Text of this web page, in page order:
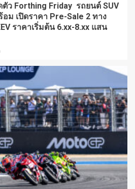
ว Forthing Friday รถยนต์ SUV
ม เปิดราคา Pre-Sale 2 ทาง
ราคาเริ่มต้น 6.xx-8.xx แสน